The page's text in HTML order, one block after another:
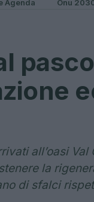
Agenda Onu
all’oasi
la
di sfalci